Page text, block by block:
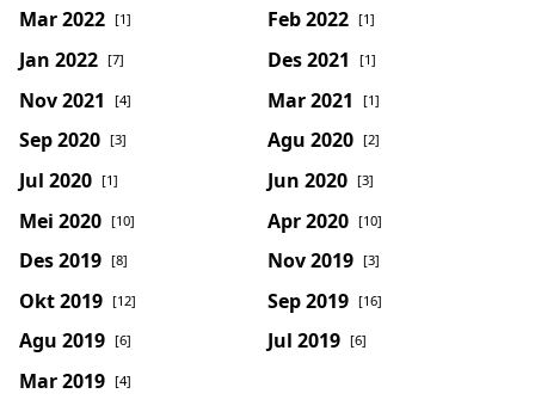
Mar 2022 [1] Feb 2022 [1]
Jan 2022 [7] Des 2021 [1]
Nov 2021 [4] Mar 2021 [1]
Sep 2020 [3] Agu 2020 [2]
Jul 2020 [1] Jun 2020 [3]
Mei 2020 [10] Apr 2020 [10]
Des 2019 [8] Nov 2019 [3]
Okt 2019 [12] Sep 2019 [16]
Agu 2019 [6] Jul 2019 [6]
Mar 2019 [4]